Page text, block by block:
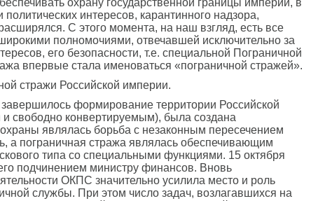
охрану государственной границы империи, в
интересов, карантинного надзора,
С этого момента, на наш взгляд, есть все
полномочиями, отвечавшей исключительно за
его безопасности, т.е. специальной Пограничной
впервые стала именоваться «пограничной стражей».
стражи Российской империи.
формирование территории Российской
свободно конвертируемым), была создана
являлась борьба с незаконным пересечением
а пограничная стража являлась обеспечивающим
типа со специальными функциями. 15 октября
подчинением министру финансов. Вновь
ОКПС значительно усилила место и роль
службы. При этом число задач, возлагавшихся на